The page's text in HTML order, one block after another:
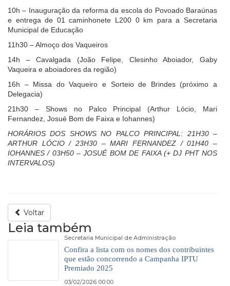
10h – Inauguração da reforma da escola do Povoado Baraúnas
e entrega de 01 caminhonete L200 0 km para a Secretaria
Municipal de Educação
11h30 – Almoço dos Vaqueiros
14h – Cavalgada (João Felipe, Clesinho Aboiador, Gaby
Vaqueira e aboiadores da região)
16h – Missa do Vaqueiro e Sorteio de Brindes (próximo a
Delegacia)
21h30 – Shows no Palco Principal (Arthur Lócio, Mari
Fernandez, Josué Bom de Faixa e Iohannes)
HORÁRIOS DOS SHOWS NO PALCO PRINCIPAL: 21H30 –
ARTHUR LÓCIO / 23H30 – MARI FERNANDEZ / 01H40 –
IOHANNES / 03H50 – JOSUÉ BOM DE FAIXA (+ DJ PHT NOS
INTERVALOS)
Voltar
Leia também
Secretaria Municipal de Administração
Confira a lista com os nomes dos contribuintes
que estão concorrendo a Campanha IPTU
Premiado 2025
03/02/2026 00:00